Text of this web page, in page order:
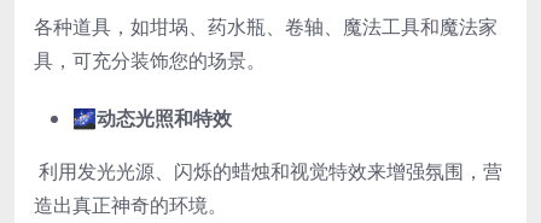
各种道具，如坩埚、药水瓶、卷轴、魔法工具和魔法家
具，可充分装饰您的场景。
🌌动态光照和特效
利用发光光源、闪烁的蜡烛和视觉特效来增强氛围，营
造出真正神奇的环境。